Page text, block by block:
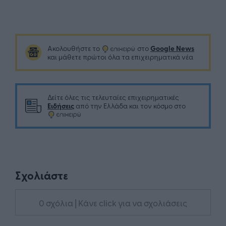
Ακολουθήστε το στο Google News
και μάθετε πρώτοι όλα τα επιχειρηματικά νέα
Δείτε όλες τις τελευταίες επιχειρηματικές
Ειδήσεις από την Ελλάδα και τον κόσμο στο
Σχολιάστε
0 σχόλια | Κάνε click για να σχολιάσεις